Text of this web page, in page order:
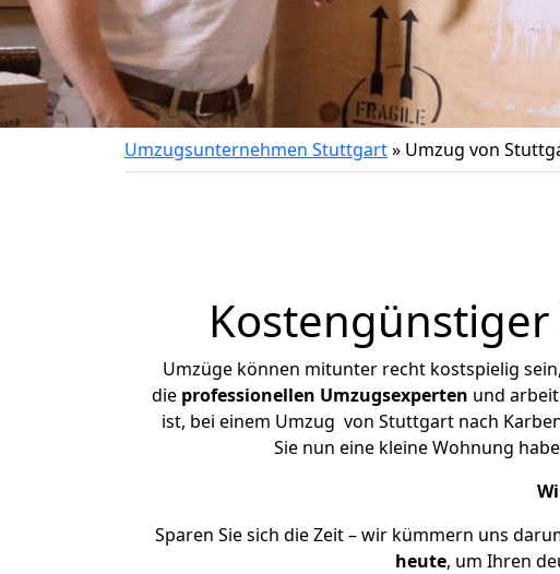
Umzugsunternehmen Stuttgart» Umzug von
Umzüge können mitunter recht kostspielig
die professionellen Umzugsexperten und
ist, bei einem Umzug von Stuttgart nach
Sie nun eine kleine Wohnung
Sparen Sie sich die Zeit – wir kümmern uns
heute, um Ihren